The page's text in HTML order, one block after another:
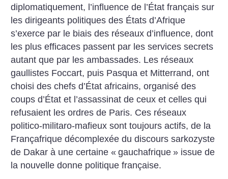
diplomatiquement, l’influence de l’État français sur
les dirigeants politiques des États d’Afrique
s’exerce par le biais des réseaux d’influence, dont
les plus efficaces passent par les services secrets
autant que par les ambassades. Les réseaux
gaullistes Foccart, puis Pasqua et Mitterrand, ont
choisi des chefs d’État africains, organisé des
coups d’État et l’assassinat de ceux et celles qui
refusaient les ordres de Paris. Ces réseaux
politico-militaro-mafieux sont toujours actifs, de la
Françafrique décomplexée du discours sarkozyste
de Dakar à une certaine « gauchafrique » issue de
la nouvelle donne politique française.